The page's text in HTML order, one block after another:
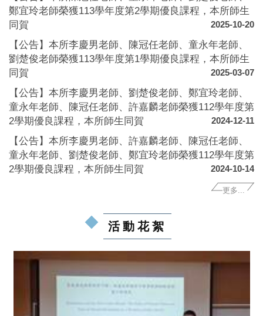
鄭宜玲老師榮獲113學年度第2學期優良課程，本所師生
同賀
2025-10-20
【公告】本所李慶男老師、陳冠任老師、童永年老師、
劉楚俊老師榮獲113學年度第1學期優良課程，本所師生
同賀
2025-03-07
【公告】本所李慶男老師、劉楚俊老師、鄭宜玲老師、
童永年老師、陳冠任老師、許嘉麟老師榮獲112學年度第
2學期優良課程，本所師生同賀
2024-12-11
【公告】本所李慶男老師、許嘉麟老師、陳冠任老師、
童永年老師、劉楚俊老師、鄭宜玲老師榮獲112學年度第
2學期優良課程，本所師生同賀
2024-10-14
更多...
活動花絮